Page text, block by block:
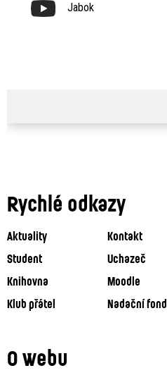
Jabok
Rychlé odkazy
Aktuality Kontakt
Student
Uchazeč
Knihovna
Moodle
Klub přátel
Nadační fond
O webu